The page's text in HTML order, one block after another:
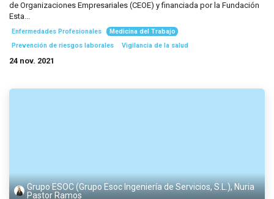
de Organizaciones Empresariales (CEOE) y financiada por la Fundación
Esta...
Enfermedades Profesionales
Medicina del Trabajo
Prevención de riesgos laborales
Vigilancia de la salud
24 nov. 2021
Grupo ESOC (Grupo Esoc Ingeniería de Servicios, S.L.), Nuria
Pastor Ramos